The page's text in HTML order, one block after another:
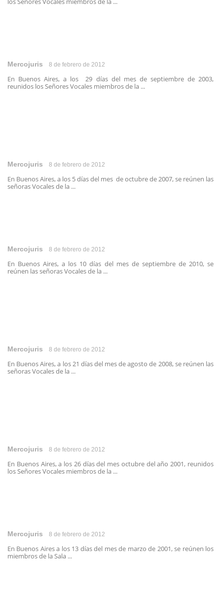
Mercojuris 8 de febrero de 2012
En Buenos Aires, a los 29 días del mes de septiembre de 2003,
reunidos los Señores Vocales miembros de la ...
Mercojuris 8 de febrero de 2012
En Buenos Aires, a los 5 días del mes de octubre de 2007, se reúnen las
señoras Vocales de la ...
Mercojuris 8 de febrero de 2012
En Buenos Aires, a los 10 días del mes de septiembre de 2010, se
reúnen las señoras Vocales de la ...
Mercojuris 8 de febrero de 2012
En Buenos Aires, a los 21 días del mes de agosto de 2008, se reúnen las
señoras Vocales de la ...
Mercojuris 8 de febrero de 2012
En Buenos Aires, a los 26 días del mes octubre del año 2001, reunidos
los Señores Vocales miembros de la ...
Mercojuris 8 de febrero de 2012
En Buenos Aires a los 13 días del mes de marzo de 2001, se reúnen los
miembros de la Sala ...